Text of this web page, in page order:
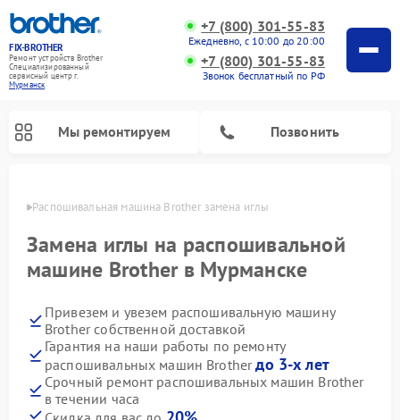
FIX-BROTHER
Ремонт устройств Brother
Специализированный
cервисный центр г.
Мурманск
+7 (800) 301-55-83
Ежедневно, с 10:00 до 20:00
+7 (800) 301-55-83
Звонок бесплатный по РФ
Мы ремонтируем Позвонить
Распошивальная машина Brother замена иглы
Замена иглы на распошивальной
машине Brother в Мурманске
Привезем и увезем распошивальную машину
Brother собственной доставкой
Гарантия на наши работы по ремонту
распошивальных машин Brotherдо 3-х лет
Срочный ремонт распошивальных машин Brother
в течении часа